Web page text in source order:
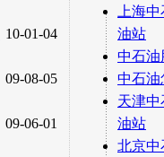
10-01-04
09-08-05
09-06-01
上海
油站
中石油
中石油
天津中
油站
北京中